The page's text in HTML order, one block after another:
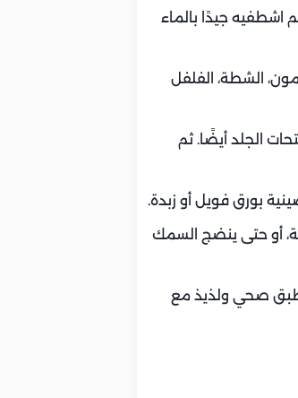
اشطفيه جيدًا بالماء
الشطة، الفلفل
الجلد أيضًا. ثم
بورق فويل أو زبدة.
حرارة 200 مئوية، وادخلي الصينية لمدة تتراوح من 25 إلى 30 دقيقة، أو حتى ينضج السمك
صحي ولذيذ مع